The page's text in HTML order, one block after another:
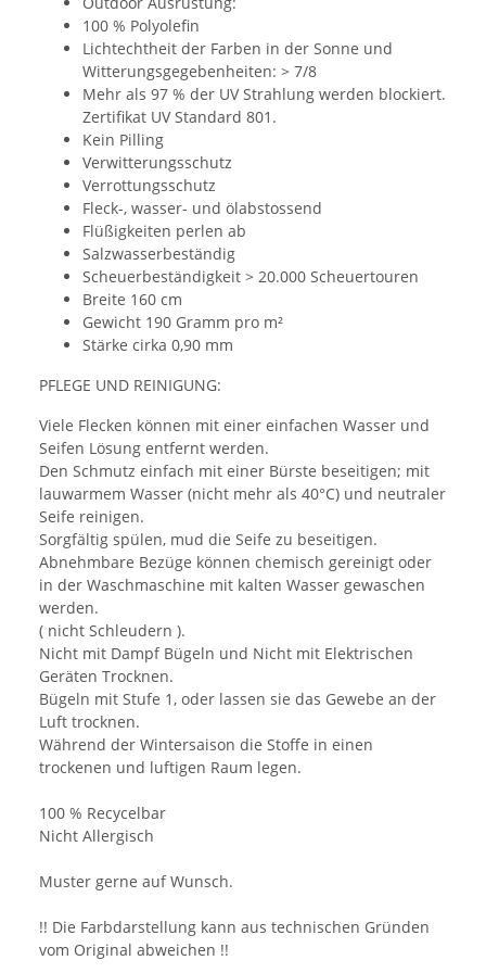
100 % Polyolefin
Lichtechtheit der Farben in der Sonne und
Witterungsgegebenheiten: > 7/8
Mehr als 97 % der UV Strahlung werden blockiert.
Zertifikat UV Standard 801.
Kein Pilling
Verwitterungsschutz
Verrottungsschutz
Fleck-, wasser- und ölabstossend
Flüßigkeiten perlen ab
Salzwasserbeständig
Scheuerbeständigkeit > 20.000 Scheuertouren
Breite 160 cm
Gewicht 190 Gramm pro m²
Stärke cirka 0,90 mm
PFLEGE UND REINIGUNG:
Viele Flecken können mit einer einfachen Wasser und
Seifen Lösung entfernt werden.
Den Schmutz einfach mit einer Bürste beseitigen; mit
lauwarmem Wasser (nicht mehr als 40°C) und neutraler
Seife reinigen.
Sorgfältig spülen, mud die Seife zu beseitigen.
Abnehmbare Bezüge können chemisch gereinigt oder
in der Waschmaschine mit kalten Wasser gewaschen
werden.
( nicht Schleudern ).
Nicht mit Dampf Bügeln und Nicht mit Elektrischen
Geräten Trocknen.
Bügeln mit Stufe 1, oder lassen sie das Gewebe an der
Luft trocknen.
Während der Wintersaison die Stoffe in einen
trockenen und luftigen Raum legen.
100 % Recycelbar
Nicht Allergisch
Muster gerne auf Wunsch.
!! Die Farbdarstellung kann aus technischen Gründen
vom Original abweichen !!